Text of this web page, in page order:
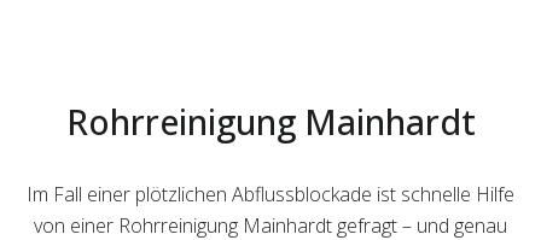
Rohrreinigung Mainhardt
Im Fall einer plötzlichen Abflussblockade ist schnelle Hilfe
von einer Rohrreinigung Mainhardt gefragt – und genau